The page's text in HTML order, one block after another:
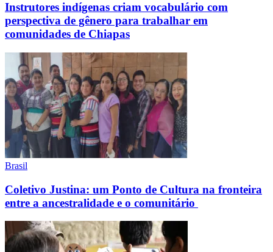
Instrutores indígenas criam vocabulário com
perspectiva de gênero para trabalhar em
comunidades de Chiapas
Brasil
Coletivo Justina: um Ponto de Cultura na fronteira
entre a ancestralidade e o comunitário